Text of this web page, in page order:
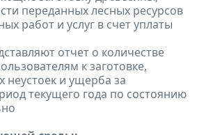
переданных лесных ресурсов
работ и услуг в счет уплаты
отчет о количестве
к заготовке,
неустоек и ущерба за
текущего года по состоянию